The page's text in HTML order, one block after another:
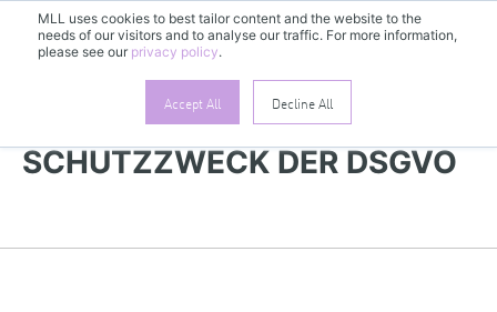
MLL uses cookies to best tailor content and the website to the
needs of our visitors and to analyse our traffic. For more information,
please see our privacy policy.
Accept All Decline All
FR
PLUS DE NOUVEAUTÉS |
SCHUTZZWECK DER DSGVO